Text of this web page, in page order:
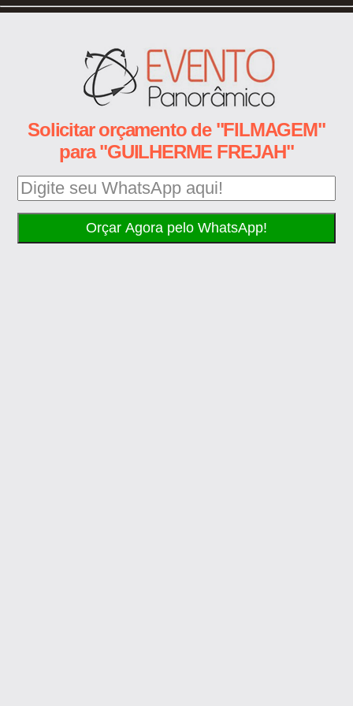
Solicitar orçamento de "FILMAGEM"
para "GUILHERME FREJAH"